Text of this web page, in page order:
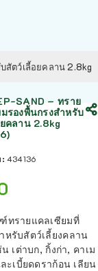
สัตว์เลี้อยคลาน 2.8kg
SAND – ทราย
รองพื้นกรงสำหรับ
คลาน 2.8kg
:434136
ทรายแคลเซียมที่
หรับสัตว์เลี้ยงคลาน
เต่าบก, กิ้งก่า, คาเม
ะเบี้ยดดราก้อน เลียน